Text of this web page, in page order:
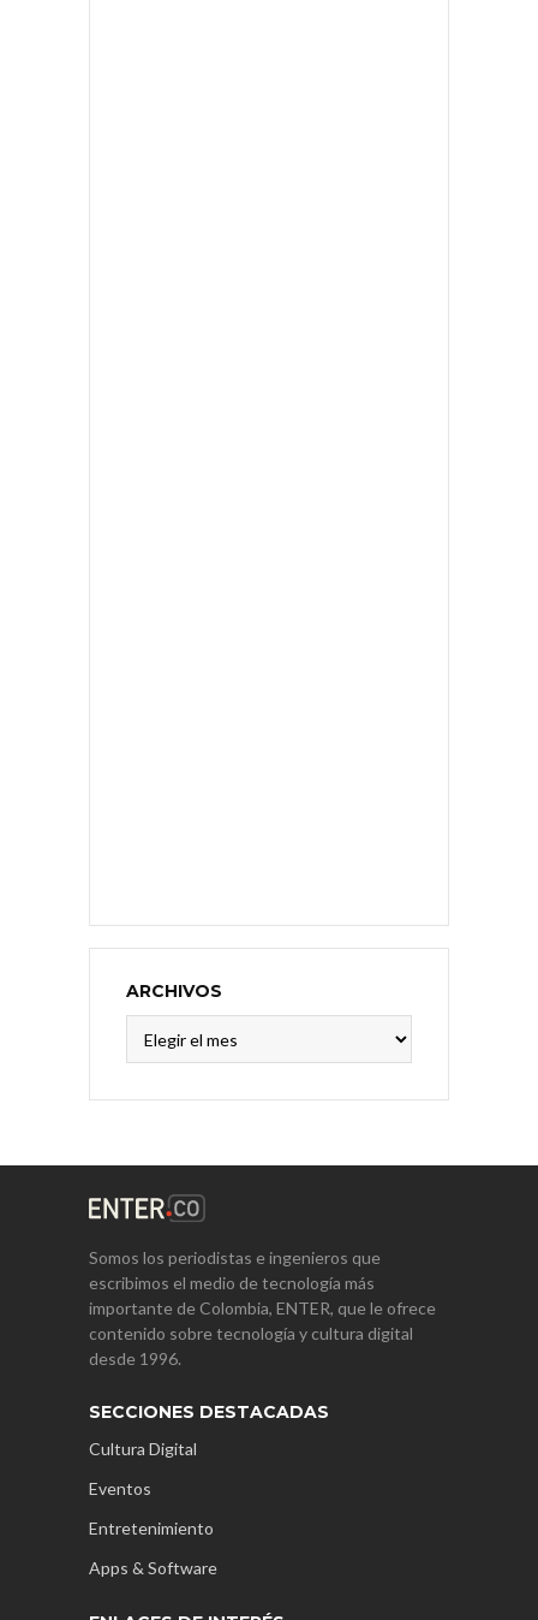
ARCHIVOS
Somos los periodistas e ingenieros que
escribimos el medio de tecnología más
importante de Colombia, ENTER, que le ofrece
contenido sobre tecnología y cultura digital
desde 1996.
SECCIONES DESTACADAS
Cultura Digital
Eventos
Entretenimiento
Apps & Software